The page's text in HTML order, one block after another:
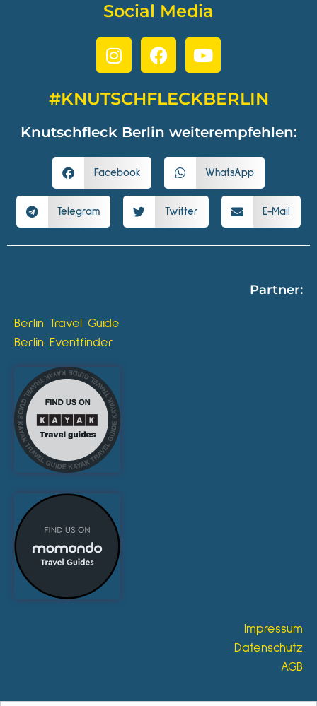
Social Media
#KNUTSCHFLECKBERLIN
Knutschfleck Berlin weiterempfehlen:
Facebook WhatsApp
Telegram Twitter E-Mail
Partner:
Berlin Travel Guide
Berlin Eventfinder
Impressum
Datenschutz
AGB